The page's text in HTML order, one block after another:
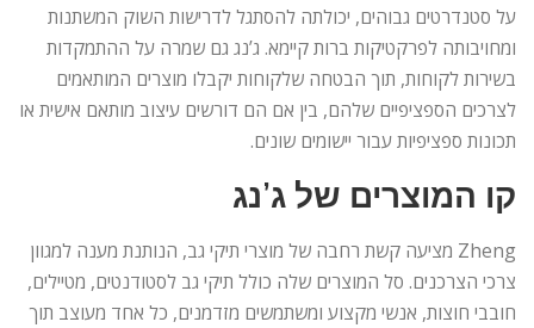
על סטנדרטים גבוהים, יכולתה להסתגל לדרישות השוק המשתנות
ומחויבותה לפרקטיקות ברות קיימא. ג’נג גם שמרה על ההתמקדות
בשירות לקוחות, תוך הבטחה שלקוחות יקבלו מוצרים המותאמים
לצרכים הספציפיים שלהם, בין אם הם דורשים עיצוב מותאם אישית או
תכונות ספציפיות עבור יישומים שונים.
קו המוצרים של ג’נג
Zheng מציעה קשת רחבה של מוצרי תיקי גב, הנותנת מענה למגוון
צרכי הצרכנים. סל המוצרים שלה כולל תיקי גב לסטודנטים, מטיילים,
חובבי חוצות, אנשי מקצוע ומשתמשים מזדמנים, כל אחד מעוצב תוך